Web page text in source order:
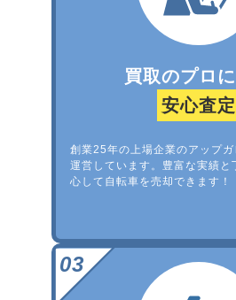
買取のプロ
安心査定
創業25年の上場企業のアップ
運営しています。豊富な実績と
心して自転車を売却できます！